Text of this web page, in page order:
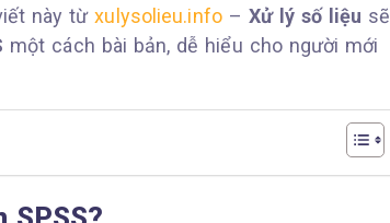
này từxulysolieu.info– Xử lý số liệu sẽ
một cách bài bản, dễ hiểu cho người mới